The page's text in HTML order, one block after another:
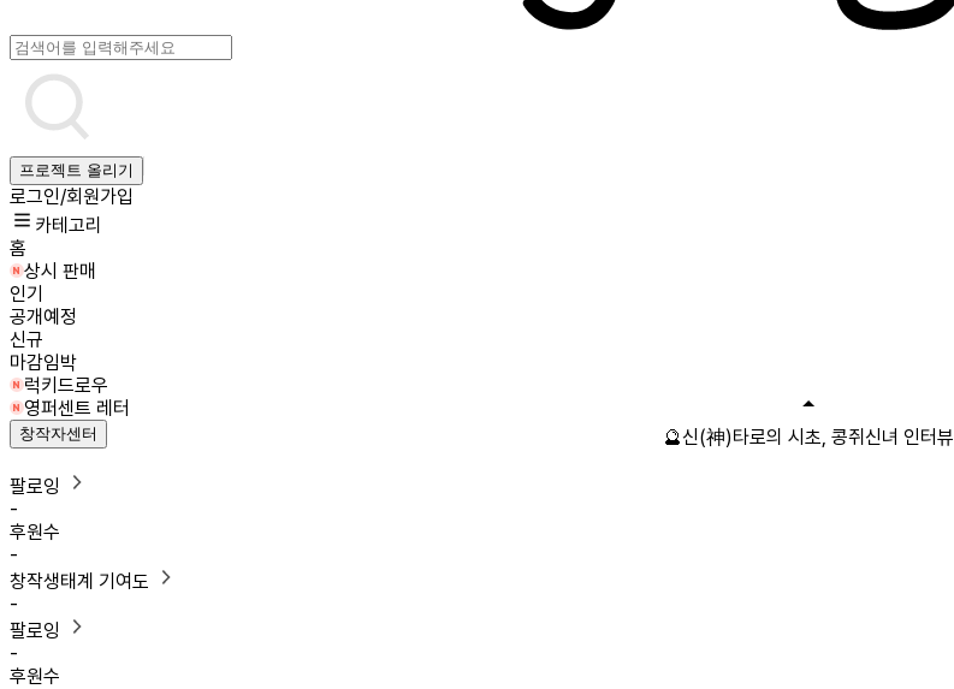
프로젝트 올리기
로그인/회원가입
카테고리
홈
상시 판매
인기
공개예정
신규
마감임박
럭키드로우
영퍼센트 레터
창작자센터
팔로잉
-
후원수
-
창작생태계 기여도
-
팔로잉
-
후원수
🔮신(神)타로의 시초, 콩쥐신녀 인터뷰